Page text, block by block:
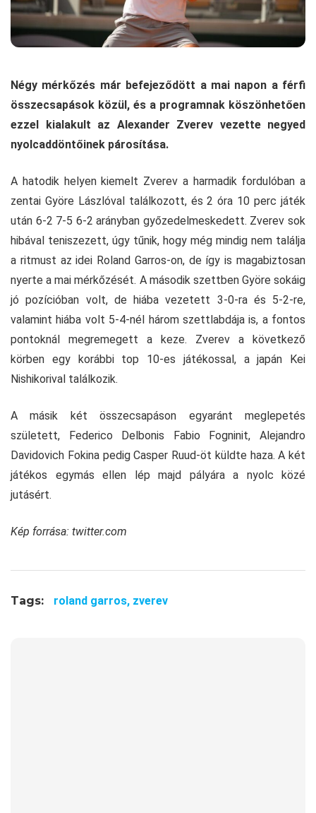
Négy mérkőzés már befejeződött a mai napon a férfi
összecsapások közül, és a programnak köszönhetően
ezzel kialakult az Alexander Zverev vezette negyed
nyolcaddöntőinek párosítása.
A hatodik helyen kiemelt Zverev a harmadik fordulóban a
zentai Györe Lászlóval találkozott, és 2 óra 10 perc játék
után 6-2 7-5 6-2 arányban győzedelmeskedett. Zverev sok
hibával teniszezett, úgy tűnik, hogy még mindig nem találja
a ritmust az idei Roland Garros-on, de így is magabiztosan
nyerte a mai mérkőzését. A második szettben Györe sokáig
jó pozícióban volt, de hiába vezetett 3-0-ra és 5-2-re,
valamint hiába volt 5-4-nél három szettlabdája is, a fontos
pontoknál megremegett a keze. Zverev a következő
körben egy korábbi top 10-es játékossal, a japán Kei
Nishikorival találkozik.
A másik két összecsapáson egyaránt meglepetés
született, Federico Delbonis Fabio Fogninit, Alejandro
Davidovich Fokina pedig Casper Ruud-öt küldte haza. A két
játékos egymás ellen lép majd pályára a nyolc közé
jutásért.
Kép forrása: twitter.com
Tags: roland garros, zverev